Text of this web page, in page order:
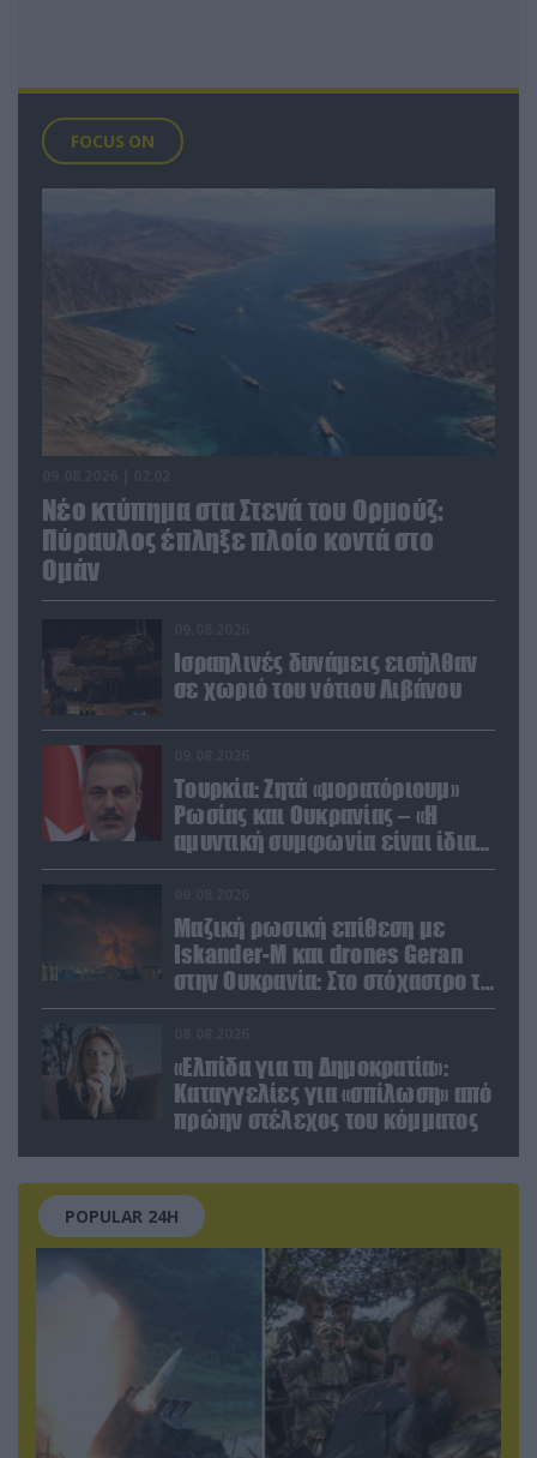
FOCUS ON
Νέο κτύπημα στα Στενά του Ορμούζ:
Πύραυλος έπληξε πλοίο κοντά στο
Ομάν
Ισραηλινές δυνάμεις εισήλθαν
σε χωριό του νότιου Λιβάνου
Τουρκία: Ζητά «μορατόριουμ»
Ρωσίας και Ουκρανίας – «Η
αμυντική συμφωνία είναι ίδια
με το άρθρο 5 του ΝΑΤΟ» (upd)
Μαζική ρωσική επίθεση με
Iskander-M και drones Geran
στην Ουκρανία: Στο στόχαστρο το
εργοστάσιο των Flamingo
«Ελπίδα για τη Δημοκρατία»:
Καταγγελίες για «σπίλωση» από
πρώην στέλεχος του κόμματος
POPULAR 24H